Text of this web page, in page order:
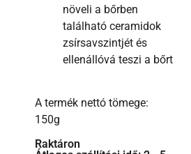
növeli a bőrben
található ceramidok
zsírsavszintjét és
ellenállóvá teszi a bőrt
A termék nettó tömege:
150g
Raktáron